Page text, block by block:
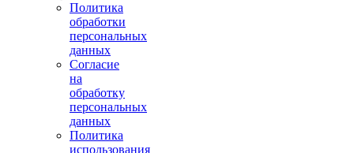
Политика
обработки
персональных
данных
Согласие
на
обработку
персональных
данных
Политика
использования